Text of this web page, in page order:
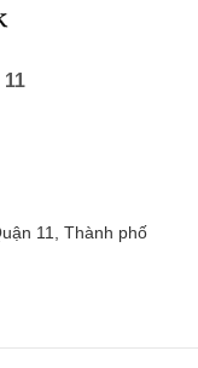
11, Thành phố